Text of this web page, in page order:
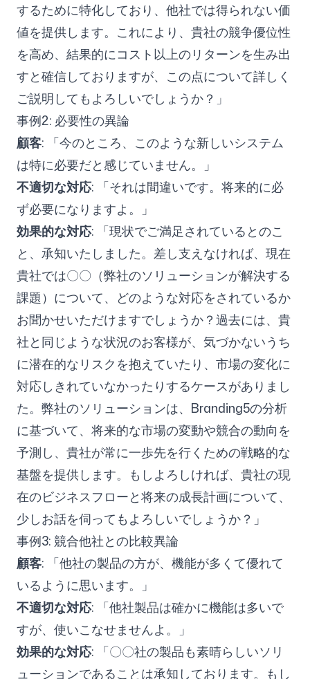
するために特化しており、他社では得られない価
値を提供します。これにより、貴社の競争優位性
を高め、結果的にコスト以上のリターンを生み出
すと確信しておりますが、この点について詳しく
ご説明してもよろしいでしょうか？」
事例2: 必要性の異論
顧客: 「今のところ、このような新しいシステム
は特に必要だと感じていません。」
不適切な対応: 「それは間違いです。将来的に必
ず必要になりますよ。」
効果的な対応: 「現状でご満足されているとのこ
と、承知いたしました。差し支えなければ、現在
貴社では〇〇（弊社のソリューションが解決する
課題）について、どのような対応をされているか
お聞かせいただけますでしょうか？過去には、貴
社と同じような状況のお客様が、気づかないうち
に潜在的なリスクを抱えていたり、市場の変化に
対応しきれていなかったりするケースがありまし
た。弊社のソリューションは、Branding5の分析
に基づいて、将来的な市場の変動や競合の動向を
予測し、貴社が常に一歩先を行くための戦略的な
基盤を提供します。もしよろしければ、貴社の現
在のビジネスフローと将来の成長計画について、
少しお話を伺ってもよろしいでしょうか？」
事例3: 競合他社との比較異論
顧客: 「他社の製品の方が、機能が多くて優れて
いるように思います。」
不適切な対応: 「他社製品は確かに機能は多いで
すが、使いこなせませんよ。」
効果的な対応: 「〇〇社の製品も素晴らしいソリ
ューションであることは承知しております。もし